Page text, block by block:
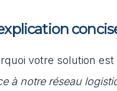
votre solution
à notre réseau